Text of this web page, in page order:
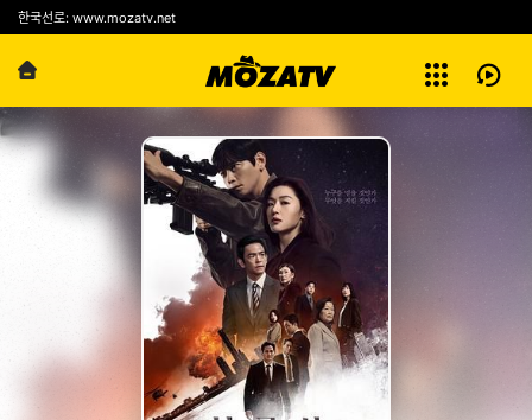
한국선로: www.mozatv.net
전체보기